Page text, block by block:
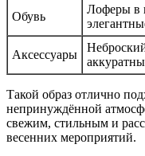
Обувь
Лоферы в
Аксессуары
Такой образ отлично
непринуждённой
свежим, стильным и
весенних мероприятий.